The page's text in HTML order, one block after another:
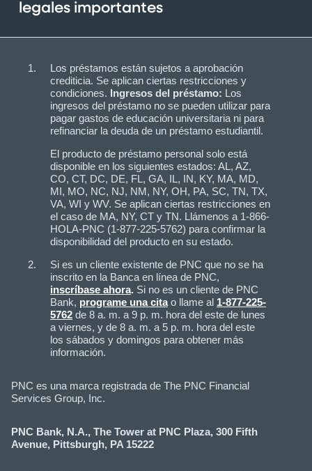
legales importantes
Los préstamos están sujetos a aprobación
crediticia. Se aplican ciertas restricciones y
condiciones. Ingresos del préstamo: Los
ingresos del préstamo no se pueden utilizar para
pagar gastos de educación universitaria ni para
refinanciar la deuda de un préstamo estudiantil.
El producto de préstamo personal solo está
disponible en los siguientes estados: AL, AZ,
CO, CT, DC, DE, FL, GA, IL, IN, KY, MA, MD,
MI, MO, NC, NJ, NM, NY, OH, PA, SC, TN, TX,
VA, WI y WV. Se aplican ciertas restricciones en
el caso de MA, NY, CT y TN. Llámenos a 1-866-
HOLA-PNC (1-877-225-5762) para confirmar la
disponibilidad del producto en su estado.
Si es un cliente existente de PNC que no se ha
inscrito en la Banca en línea de PNC,
inscríbase ahora. Si no es un cliente de PNC
Bank, programe una citao llame al 1-877-225-
5762 de 8 a. m. a 9 p. m. hora del este de lunes
a viernes, y de 8 a. m. a 5 p. m. hora del este
los sábados y domingos para obtener más
información.
PNC es una marca registrada de The PNC Financial
Services Group, Inc.
PNC Bank, N.A., The Tower at PNC Plaza, 300 Fifth
Avenue, Pittsburgh, PA 15222